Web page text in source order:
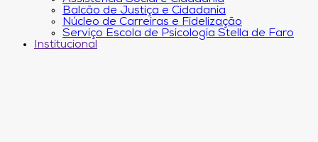
Balcão de Justiça e Cidadania
Núcleo de Carreiras e Fidelização
Serviço Escola de Psicologia Stella de Faro
Institucional